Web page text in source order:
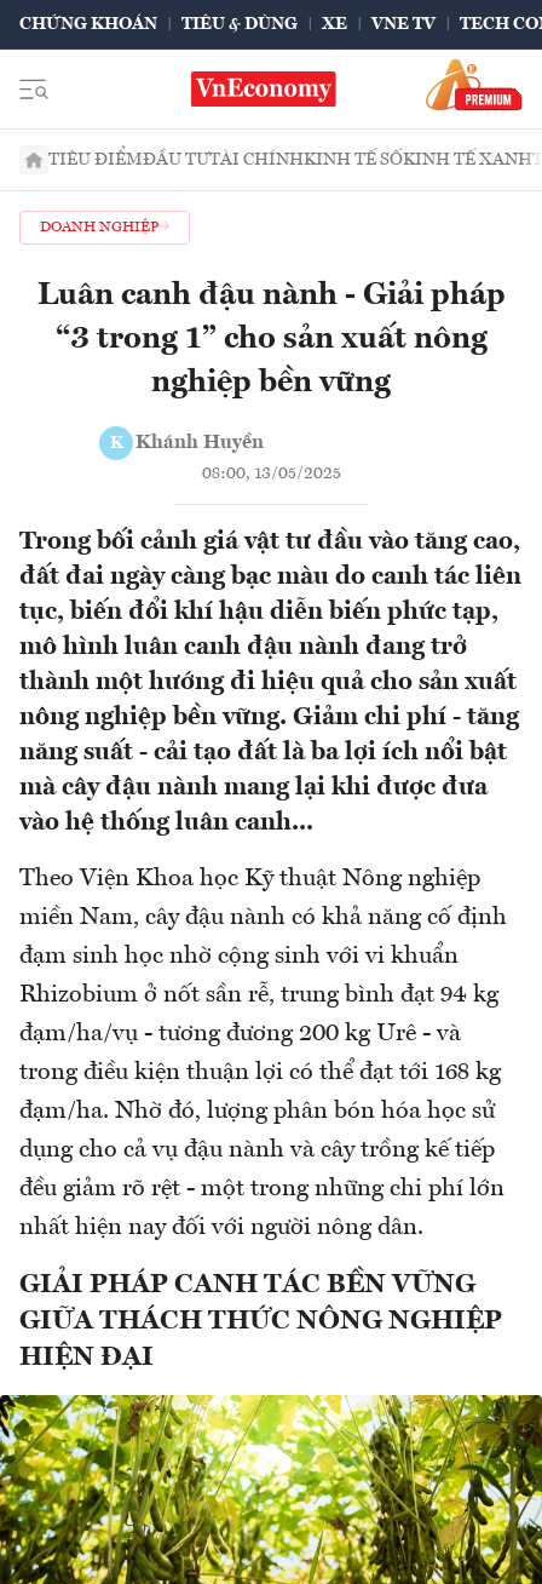
CHỨNG KHOÁN TIÊU & DÙNG XE VNE TV TECH
TIÊU ĐIỂMĐẦU TƯTÀI CHÍNHKINH TẾ SỐKINH TẾ XANH
DOANH NGHIỆP
Luân canh đậu nành - Giải pháp
“3 trong 1” cho sản xuất nông
nghiệp bền vững
K Khánh Huyền
08:00, 13/05/2025
Trong bối cảnh giá vật tư đầu vào tăng cao,
đất đai ngày càng bạc màu do canh tác liên
tục, biến đổi khí hậu diễn biến phức tạp,
mô hình luân canh đậu nành đang trở
thành một hướng đi hiệu quả cho sản xuất
nông nghiệp bền vững. Giảm chi phí - tăng
năng suất - cải tạo đất là ba lợi ích nổi bật
mà cây đậu nành mang lại khi được đưa
vào hệ thống luân canh...
Theo Viện Khoa học Kỹ thuật Nông nghiệp
miền Nam, cây đậu nành có khả năng cố định
đạm sinh học nhờ cộng sinh với vi khuẩn
Rhizobium ở nốt sần rễ, trung bình đạt 94 kg
đạm/ha/vụ - tương đương 200 kg Urê - và
trong điều kiện thuận lợi có thể đạt tới 168 kg
đạm/ha. Nhờ đó, lượng phân bón hóa học sử
dụng cho cả vụ đậu nành và cây trồng kế tiếp
đều giảm rõ rệt - một trong những chi phí lớn
nhất hiện nay đối với người nông dân.
GIẢI PHÁP CANH TÁC BỀN VỮNG
GIỮA THÁCH THỨC NÔNG NGHIỆP
HIỆN ĐẠI